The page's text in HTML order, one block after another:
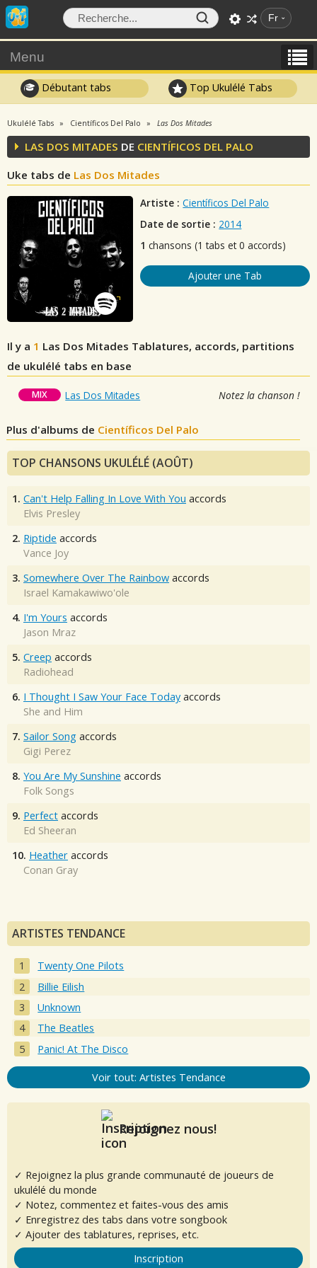
Fr
Menu
Débutant tabs Top Ukulélé Tabs
Ukulélé Tabs Científicos Del Palo Las Dos Mitades
LAS DOS MITADES DE CIENTÍFICOS DEL PALO
Uke tabs de Las Dos Mitades
Artiste : Científicos Del Palo
Date de sortie : 2014
1 chansons (1 tabs et 0 accords)
Ajouter une Tab
Il y a 1 Las Dos Mitades Tablatures, accords, partitions
de ukulélé tabs en base
MIX Las Dos Mitades Notez la chanson !
Plus d'albums de Científicos Del Palo
TOP CHANSONS UKULÉLÉ (AOÛT)
1. Can't Help Falling In Love With You accords
Elvis Presley
2. Riptide accords
Vance Joy
3. Somewhere Over The Rainbow accords
Israel Kamakawiwo'ole
4. I'm Yours accords
Jason Mraz
5. Creep accords
Radiohead
6. I Thought I Saw Your Face Today accords
She and Him
7. Sailor Song accords
Gigi Perez
8. You Are My Sunshine accords
Folk Songs
9. Perfect accords
Ed Sheeran
10. Heather accords
Conan Gray
ARTISTES TENDANCE
Twenty One Pilots
Billie Eilish
Unknown
The Beatles
Panic! At The Disco
Voir tout: Artistes Tendance
Rejoignez nous!
✓ Rejoignez la plus grande communauté de joueurs de
ukulélé du monde
✓ Notez, commentez et faites-vous des amis
✓ Enregistrez des tabs dans votre songbook
✓ Ajouter des tablatures, reprises, etc.
Inscription